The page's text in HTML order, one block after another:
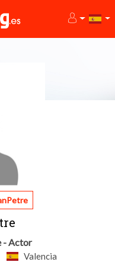
- Actor
Valencia